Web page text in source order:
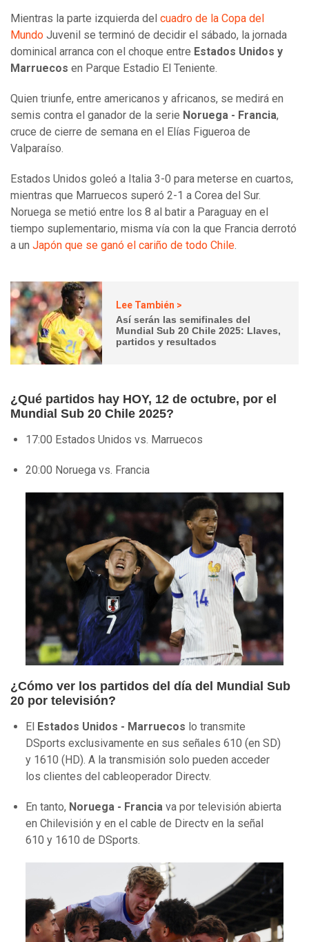
Mientras la parte izquierda del cuadro de la Copa del
Mundo Juvenil se terminó de decidir el sábado, la jornada
dominical arranca con el choque entre Estados Unidos y
Marruecos en Parque Estadio El Teniente.
Quien triunfe, entre americanos y africanos, se medirá en
semis contra el ganador de la serie Noruega - Francia,
cruce de cierre de semana en el Elías Figueroa de
Valparaíso.
Estados Unidos goleó a Italia 3-0 para meterse en cuartos,
mientras que Marruecos superó 2-1 a Corea del Sur.
Noruega se metió entre los 8 al batir a Paraguay en el
tiempo suplementario, misma vía con la que Francia derrotó
a un Japón que se ganó el cariño de todo Chile.
Lee También >
Así serán las semifinales del
Mundial Sub 20 Chile 2025: Llaves,
partidos y resultados
¿Qué partidos hay HOY, 12 de octubre, por el
Mundial Sub 20 Chile 2025?
17:00 Estados Unidos vs. Marruecos
20:00 Noruega vs. Francia
¿Cómo ver los partidos del día del Mundial Sub
20 por televisión?
El Estados Unidos - Marruecos lo transmite
DSports exclusivamente en sus señales 610 (en SD)
y 1610 (HD). A la transmisión solo pueden acceder
los clientes del cableoperador Directv.
En tanto, Noruega - Francia va por televisión abierta
en Chilevisión y en el cable de Directv en la señal
610 y 1610 de DSports.